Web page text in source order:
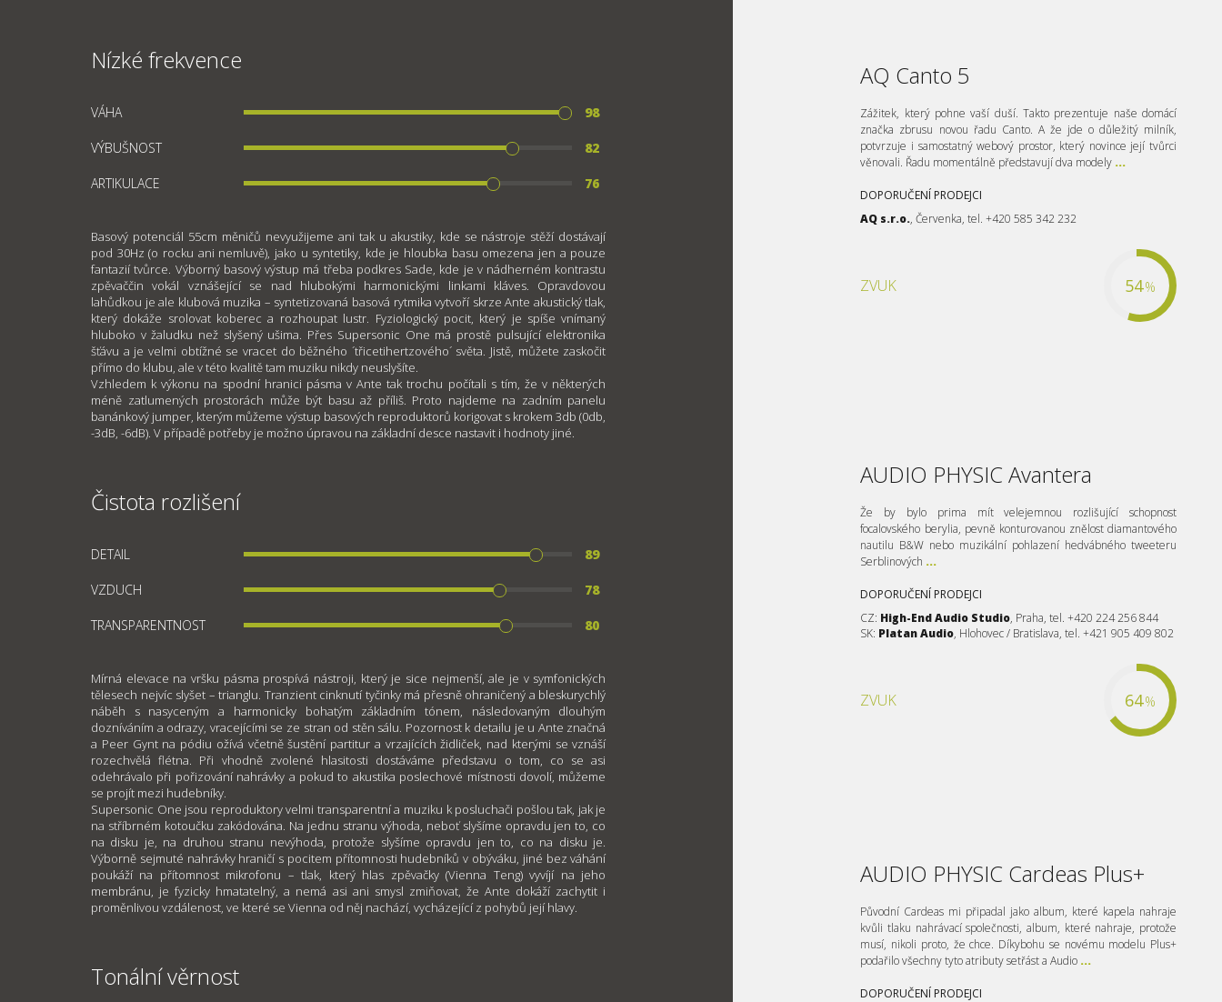
Nízké frekvence
VÁHA 98
VÝBUŠNOST 82
ARTIKULACE 76
Basový potenciál 55cm měničů nevyužijeme ani tak u akustiky, kde se nástroje stěží dostávají
pod 30Hz (o rocku ani nemluvě), jako u syntetiky, kde je hloubka basu omezena jen a pouze
fantazií tvůrce. Výborný basový výstup má třeba podkres Sade, kde je v nádherném kontrastu
zpěvaččin vokál vznášející se nad hlubokými harmonickými linkami kláves. Opravdovou
lahůdkou je ale klubová muzika – syntetizovaná basová rytmika vytvoří skrze Ante akustický tlak,
který dokáže srolovat koberec a rozhoupat lustr. Fyziologický pocit, který je spíše vnímaný
hluboko v žaludku než slyšený ušima. Přes Supersonic One má prostě pulsující elektronika
šťávu a je velmi obtížné se vracet do běžného ´třicetihertzového´ světa. Jistě, můžete zaskočit
přímo do klubu, ale v této kvalitě tam muziku nikdy neuslyšíte.
Vzhledem k výkonu na spodní hranici pásma v Ante tak trochu počítali s tím, že v některých
méně zatlumených prostorách může být basu až příliš. Proto najdeme na zadním panelu
banánkový jumper, kterým můžeme výstup basových reproduktorů korigovat s krokem 3db (0db,
-3dB, -6dB). V případě potřeby je možno úpravou na základní desce nastavit i hodnoty jiné.
Čistota rozlišení
DETAIL 89
VZDUCH 78
TRANSPARENTNOST 80
Mírná elevace na vršku pásma prospívá nástroji, který je sice nejmenší, ale je v symfonických
tělesech nejvíc slyšet – trianglu. Tranzient cinknutí tyčinky má přesně ohraničený a bleskurychlý
náběh s nasyceným a harmonicky bohatým základním tónem, následovaným dlouhým
dozníváním a odrazy, vracejícími se ze stran od stěn sálu. Pozornost k detailu je u Ante značná
a Peer Gynt na pódiu ožívá včetně šustění partitur a vrzajících židliček, nad kterými se vznáší
rozechvělá flétna. Při vhodně zvolené hlasitosti dostáváme představu o tom, co se asi
odehrávalo při pořizování nahrávky a pokud to akustika poslechové místnosti dovolí, můžeme
se projít mezi hudebníky.
Supersonic One jsou reproduktory velmi transparentní a muziku k posluchači pošlou tak, jak je
na stříbrném kotoučku zakódována. Na jednu stranu výhoda, neboť slyšíme opravdu jen to, co
na disku je, na druhou stranu nevýhoda, protože slyšíme opravdu jen to, co na disku je.
Výborně sejmuté nahrávky hraničí s pocitem přítomnosti hudebníků v obýváku, jiné bez váhání
poukáží na přítomnost mikrofonu – tlak, který hlas zpěvačky (Vienna Teng) vyvíjí na jeho
membránu, je fyzicky hmatatelný, a nemá asi ani smysl zmiňovat, že Ante dokáží zachytit i
proměnlivou vzdálenost, ve které se Vienna od něj nachází, vycházející z pohybů její hlavy.
Tonální věrnost
AQ Canto 5
Zážitek, který pohne vaší duší. Takto prezentuje naše domácí
značka zbrusu novou řadu Canto. A že jde o důležitý milník,
potvrzuje i samostatný webový prostor, který novince její tvůrci
věnovali. Řadu momentálně představují dva modely ...
DOPORUČENÍ PRODEJCI
AQ s.r.o., Červenka, tel. +420 585 342 232
ZVUK 54%
AUDIO PHYSIC Avantera
Že by bylo prima mít velejemnou rozlišující schopnost
focalovského berylia, pevně konturovanou znělost diamantového
nautilu B&W nebo muzikální pohlazení hedvábného tweeteru
Serblinových ...
DOPORUČENÍ PRODEJCI
CZ: High-End Audio Studio, Praha, tel. +420 224 256 844
SK: Platan Audio, Hlohovec / Bratislava, tel. +421 905 409 802
ZVUK 64%
AUDIO PHYSIC Cardeas Plus+
Původní Cardeas mi připadal jako album, které kapela nahraje
kvůli tlaku nahrávací společnosti, album, které nahraje, protože
musí, nikoli proto, že chce. Díkybohu se novému modelu Plus+
podařilo všechny tyto atributy setřást a Audio ...
DOPORUČENÍ PRODEJCI